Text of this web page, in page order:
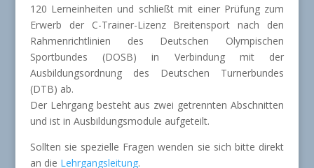
120 Lerneinheiten und schließt mit einer Prüfung zum
Erwerb der C-Trainer-Lizenz Breitensport nach den
Rahmenrichtlinien des Deutschen Olympischen
Sportbundes (DOSB) in Verbindung mit der
Ausbildungsordnung des Deutschen Turnerbundes
(DTB) ab.
Der Lehrgang besteht aus zwei getrennten Abschnitten
und ist in Ausbildungsmodule aufgeteilt.
Sollten sie spezielle Fragen wenden sie sich bitte direkt
an die Lehrgangsleitung.